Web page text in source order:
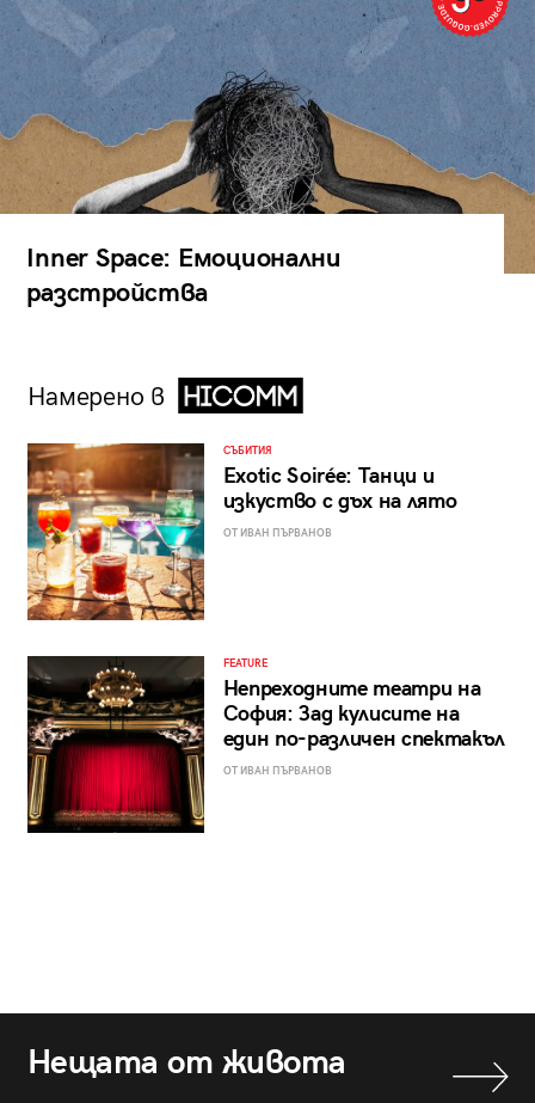
Inner Space: Емоционални
разстройства
Намерено в
СЪБИТИЯ
Exotic Soirée: Танци и
изкуство с дъх на лято
ОТ ИВАН ПЪРВАНОВ
FEATURE
Непреходните театри на
София: Зад кулисите на
един по-различен спектакъл
ОТ ИВАН ПЪРВАНОВ
Нещата от живота